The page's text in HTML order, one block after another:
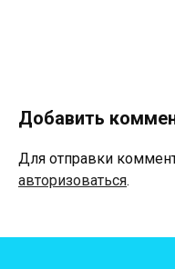
Добавить
Для отправки
авторизоваться.